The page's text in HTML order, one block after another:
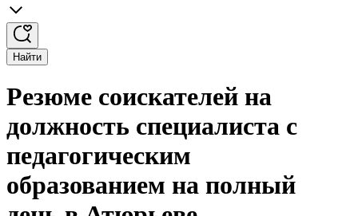
Найти
Резюме соискателей на
должность специалиста с
педагогическим
образованием на полный